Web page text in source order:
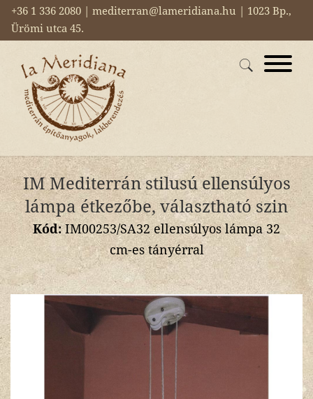
+36 1 336 2080 | mediterran@lameridiana.hu | 1023 Bp.,
Ürömi utca 45.
IM Mediterrán stilusú ellensúlyos
lámpa étkezőbe, választható szin
Kód:IM00253/SA32 ellensúlyos lámpa 32
cm-es tányérral